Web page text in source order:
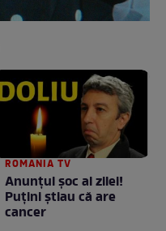
ROMANIA TV
Anunţul şoc al zilei!
Puţini ştiau că are
cancer